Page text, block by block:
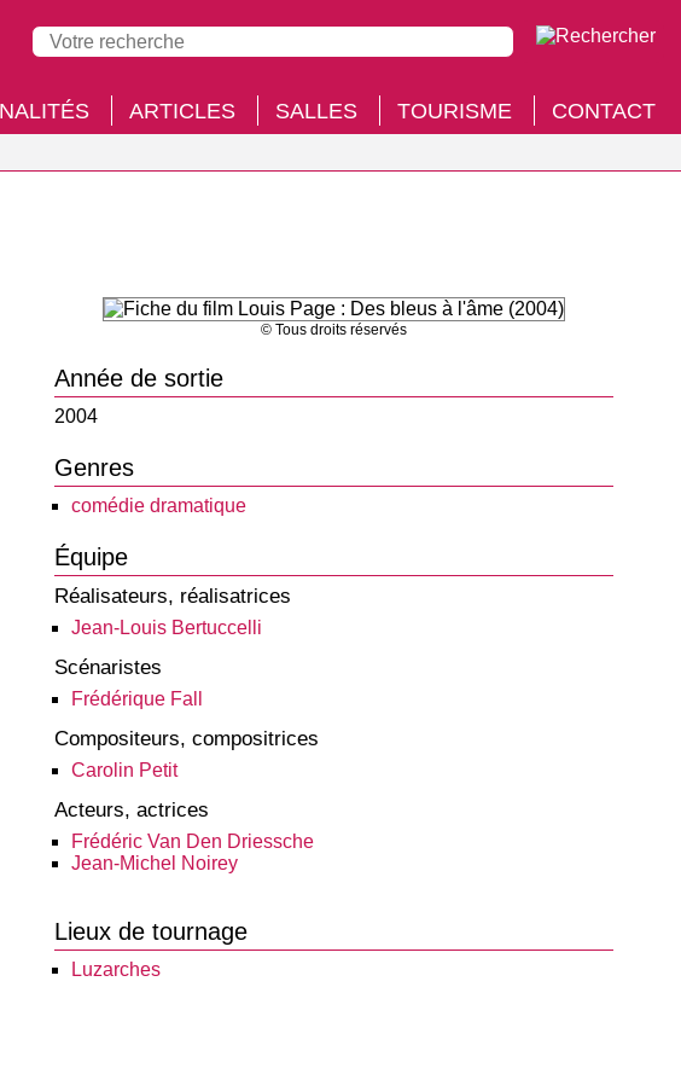
ARTICLES SALLES TOURISME CONTACT
© Tous droits réservés
Année de sortie
2004
Genres
comédie dramatique
Équipe
Réalisateurs, réalisatrices
Jean-Louis Bertuccelli
Scénaristes
Frédérique Fall
Compositeurs, compositrices
Carolin Petit
Acteurs, actrices
Frédéric Van Den Driessche
Jean-Michel Noirey
Lieux de tournage
Luzarches